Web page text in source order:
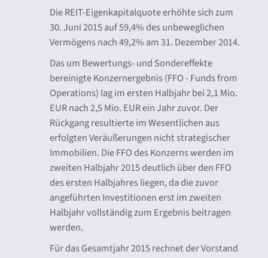
Die REIT-Eigenkapitalquote erhöhte sich zum
30. Juni 2015 auf 59,4% des unbeweglichen
Vermögens nach 49,2% am 31. Dezember 2014.
Das um Bewertungs- und Sondereffekte
bereinigte Konzernergebnis (FFO - Funds from
Operations) lag im ersten Halbjahr bei 2,1 Mio.
EUR nach 2,5 Mio. EUR ein Jahr zuvor. Der
Rückgang resultierte im Wesentlichen aus
erfolgten Veräußerungen nicht strategischer
Immobilien. Die FFO des Konzerns werden im
zweiten Halbjahr 2015 deutlich über den FFO
des ersten Halbjahres liegen, da die zuvor
angeführten Investitionen erst im zweiten
Halbjahr vollständig zum Ergebnis beitragen
werden.
Für das Gesamtjahr 2015 rechnet der Vorstand